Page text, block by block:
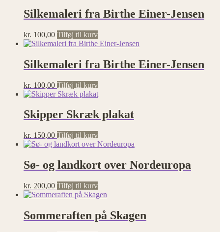
Silkemaleri fra Birthe Einer-Jensen
kr. 100,00 Tilføj til kurv
Silkemaleri fra Birthe Einer-Jensen
kr. 100,00 Tilføj til kurv
Skipper Skræk plakat
kr. 150,00 Tilføj til kurv
Sø- og landkort over Nordeuropa
kr. 200,00 Tilføj til kurv
Sommeraften på Skagen